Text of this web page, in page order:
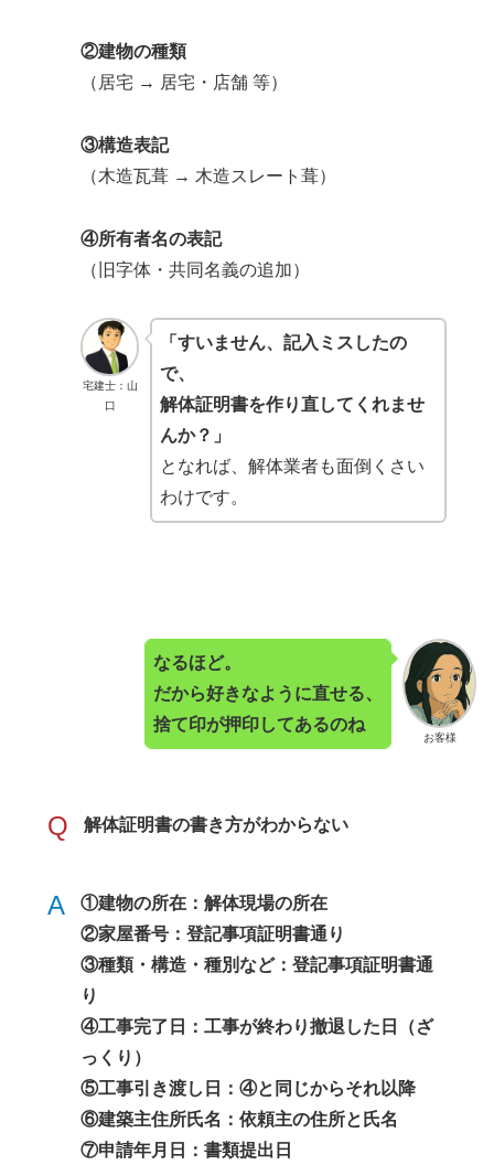
②建物の種類
（居宅 → 居宅・店舗 等）
③構造表記
（木造瓦葺 → 木造スレート葺）
④所有者名の表記
（旧字体・共同名義の追加）
宅建士：山
口
「すいません、記入ミスしたの
で、
解体証明書を作り直してくれませ
んか？」
となれば、解体業者も面倒くさい
わけです。
お客様
なるほど。
だから好きなように直せる、
捨て印が押印してあるのね
Q 解体証明書の書き方がわからない
A
①建物の所在：解体現場の所在
②家屋番号：登記事項証明書通り
③種類・構造・種別など：登記事項証明書通
り
④工事完了日：工事が終わり撤退した日（ざ
っくり）
⑤工事引き渡し日：④と同じからそれ以降
⑥建築主住所氏名：依頼主の住所と氏名
⑦申請年月日：書類提出日